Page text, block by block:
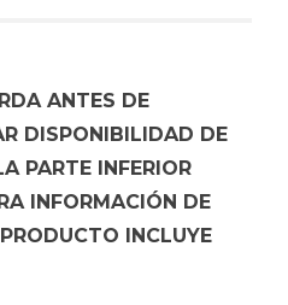
ANTES DE
DISPONIBILIDAD DE
PARTE INFERIOR
INFORMACIÓN DE
INCLUYE